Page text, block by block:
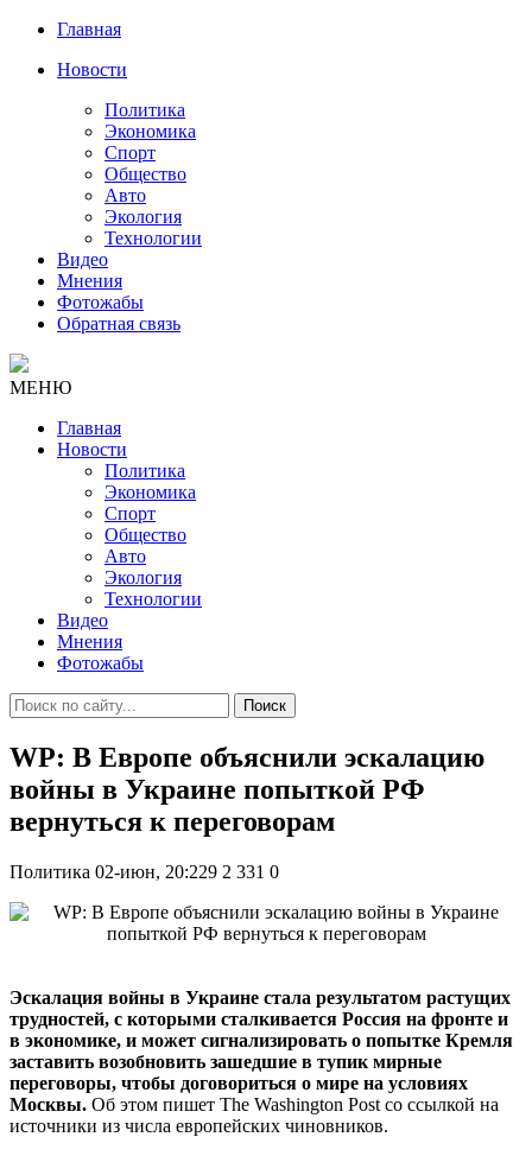
Главная
Новости
Политика
Экономика
Спорт
Общество
Авто
Экология
Технологии
Видео
Мнения
Фотожабы
Обратная связь
МЕНЮ
Главная
Новости
Политика
Экономика
Спорт
Общество
Авто
Экология
Технологии
Видео
Мнения
Фотожабы
Поиск
WP: В Европе объяснили эскалацию
войны в Украине попыткой РФ
вернуться к переговорам
Политика 02-июн, 20:229 2 331 0
Эскалация войны в Украине стала результатом растущих
трудностей, с которыми сталкивается Россия на фронте и
в экономике, и может сигнализировать о попытке Кремля
заставить возобновить зашедшие в тупик мирные
переговоры, чтобы договориться о мире на условиях
Москвы. Об этом пишет The Washington Post со ссылкой на
источники из числа европейских чиновников.